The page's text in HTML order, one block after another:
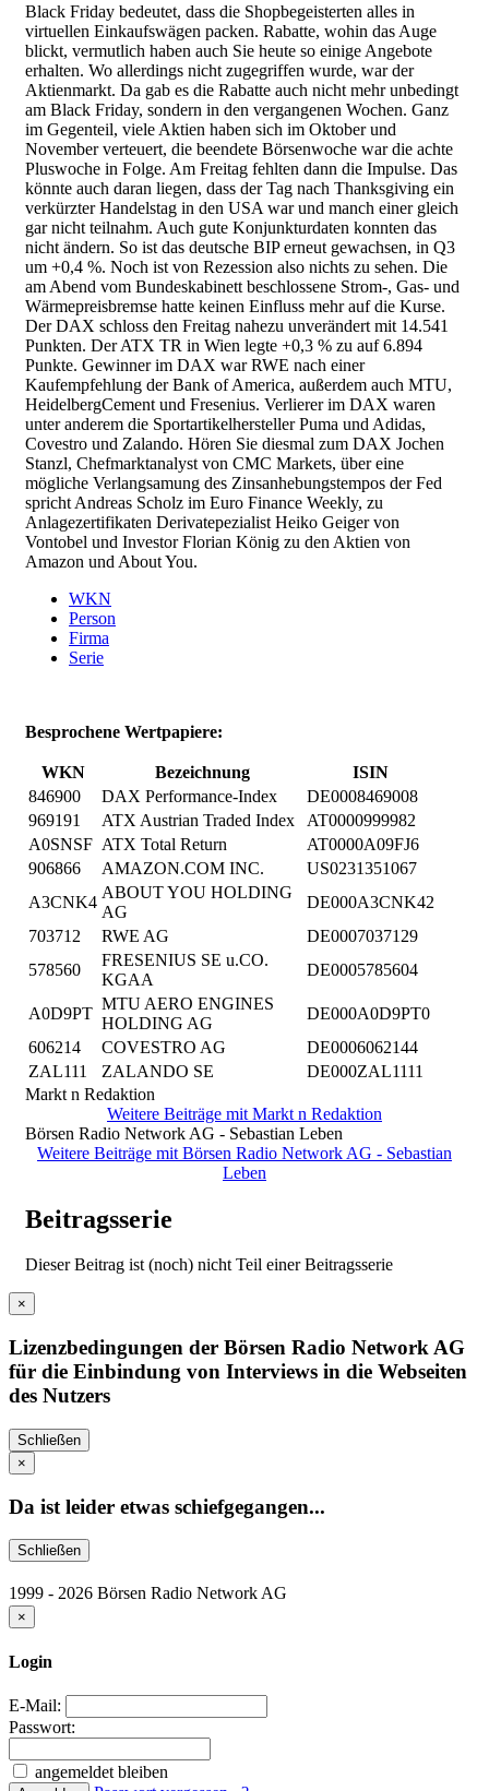
Black Friday bedeutet, dass die Shopbegeisterten alles in
virtuellen Einkaufswägen packen. Rabatte, wohin das Auge
blickt, vermutlich haben auch Sie heute so einige Angebote
erhalten. Wo allerdings nicht zugegriffen wurde, war der
Aktienmarkt. Da gab es die Rabatte auch nicht mehr unbedingt
am Black Friday, sondern in den vergangenen Wochen. Ganz
im Gegenteil, viele Aktien haben sich im Oktober und
November verteuert, die beendete Börsenwoche war die achte
Pluswoche in Folge. Am Freitag fehlten dann die Impulse. Das
könnte auch daran liegen, dass der Tag nach Thanksgiving ein
verkürzter Handelstag in den USA war und manch einer gleich
gar nicht teilnahm. Auch gute Konjunkturdaten konnten das
nicht ändern. So ist das deutsche BIP erneut gewachsen, in Q3
um +0,4 %. Noch ist von Rezession also nichts zu sehen. Die
am Abend vom Bundeskabinett beschlossene Strom-, Gas- und
Wärmepreisbremse hatte keinen Einfluss mehr auf die Kurse.
Der DAX schloss den Freitag nahezu unverändert mit 14.541
Punkten. Der ATX TR in Wien legte +0,3 % zu auf 6.894
Punkte. Gewinner im DAX war RWE nach einer
Kaufempfehlung der Bank of America, außerdem auch MTU,
HeidelbergCement und Fresenius. Verlierer im DAX waren
unter anderem die Sportartikelhersteller Puma und Adidas,
Covestro und Zalando. Hören Sie diesmal zum DAX Jochen
Stanzl, Chefmarktanalyst von CMC Markets, über eine
mögliche Verlangsamung des Zinsanhebungstempos der Fed
spricht Andreas Scholz im Euro Finance Weekly, zu
Anlagezertifikaten Derivatepezialist Heiko Geiger von
Vontobel und Investor Florian König zu den Aktien von
Amazon und About You.
WKN
Person
Firma
Serie
Besprochene Wertpapiere:
WKN Bezeichnung
ISIN
846900
DAX Performance-Index
DE0008469008
969191
ATX Austrian Traded Index
AT0000999982
A0SNSF ATX Total Return
AT0000A09FJ6
906866
AMAZON.COM INC.
US0231351067
A3CNK4
ABOUT YOU HOLDING
AG
DE000A3CNK42
703712
RWE AG
DE0007037129
578560
FRESENIUS SE u.CO.
KGAA
DE0005785604
A0D9PT
MTU AERO ENGINES
HOLDING AG
DE000A0D9PT0
606214
COVESTRO AG
DE0006062144
ZAL111
ZALANDO SE
DE000ZAL1111
Markt n Redaktion
Weitere Beiträge mit Markt n Redaktion
Börsen Radio Network AG - Sebastian Leben
Weitere Beiträge mit Börsen Radio Network AG - Sebastian
Leben
Beitragsserie
Dieser Beitrag ist (noch) nicht Teil einer Beitragsserie
×
Lizenzbedingungen der Börsen Radio Network AG
für die Einbindung von Interviews in die Webseiten
des Nutzers
Schließen
×
Da ist leider etwas schiefgegangen...
Schließen
1999 - 2026 Börsen Radio Network AG
×
Login
E-Mail:
Passwort:
angemeldet bleiben